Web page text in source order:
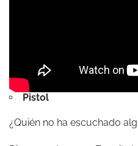
Pistol
¿Quién no ha escuchado